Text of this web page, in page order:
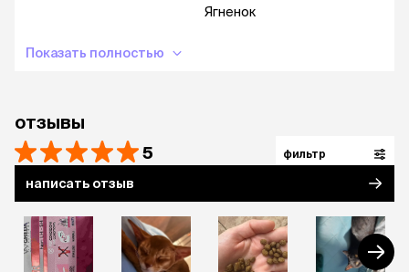
Ягненок
Показать полностью
отзывы
5 фильтр
написать отзыв